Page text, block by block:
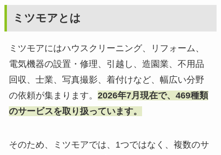
ミツモアとは
ミツモアにはハウスクリーニング、リフォーム、
電気機器の設置・修理、引越し、造園業、不用品
回収、士業、写真撮影、着付けなど、幅広い分野
の依頼が集まります。 2026年7月現在で、469種類
のサービスを取り扱っています。
そのため、ミツモアでは、1つではなく、複数のサ